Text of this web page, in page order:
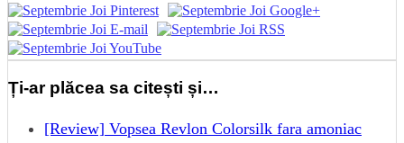
Ți-ar plăcea sa citești și…
[Review] Vopsea Revlon Colorsilk fara amoniac